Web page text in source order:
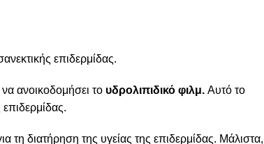
επιδερμίδας.
ανοικοδομήσει το υδρολιπιδικό φιλμ. Αυτό το
τη διατήρηση της υγείας της επιδερμίδας. Μάλιστα,